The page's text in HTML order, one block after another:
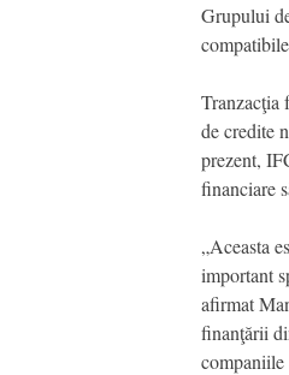
Grupului
Tranzacţia
de credite
prezent,
financiare
„Aceasta
important
afirmat
finanţării
companiile